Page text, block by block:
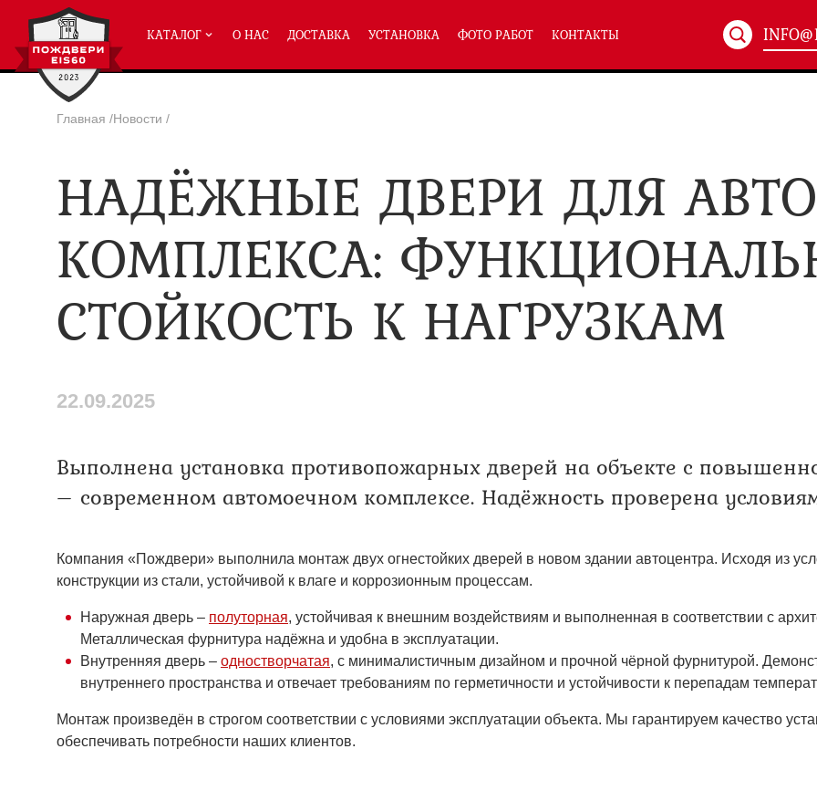
КАТАЛОГ
Однопольные двери ei-60(224)
Полуторные двери ei-60 (204)
Двупольные двери ei-60 (158)
Глухие двери ei-60
Остекленные двери ei-60
Светопозрачные двери с максимальным остеклением eiw-60
Двери с отделкой МДФ ei-60
Двери антипаника ei-60
Однопольные
Полуторные
О НАС ДОСТАВКА УСТАНОВКА ФОТО РАБОТ КОНТАКТЫ
Главная /Новости /
НАДЁЖНЫЕ ДВЕРИ ДЛЯ
КОМПЛЕКСА:
СТОЙКОСТЬ К НАГРУЗКАМ
22.09.2025
Выполнена установка противопожарных дверей на объекте с
– современном автомоечном комплексе. Надёжность проверена
Компания «Пождвери» выполнила монтаж двух огнестойких дверей в новом здании автоцентра. Исходя из
конструкции из стали, устойчивой к влаге и коррозионным процессам.
Наружная дверь – полуторная, устойчивая к внешним воздействиям и выполненная в соответствии с
Металлическая фурнитура надёжна и удобна в эксплуатации.
Внутренняя дверь – одностворчатая, с минималистичным дизайном и прочной чёрной фурнитурой.
внутреннего пространства и отвечает требованиям по герметичности и устойчивости к перепадам
Монтаж произведён в строгом соответствии с условиями эксплуатации объекта. Мы гарантируем качество
обеспечивать потребности наших клиентов.